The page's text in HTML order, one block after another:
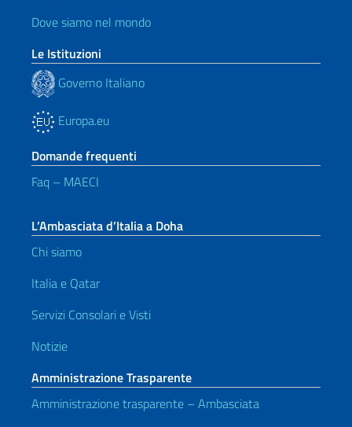
Dove siamo nel mondo
Le Istituzioni
Governo Italiano
Europa.eu
Domande frequenti
Faq – MAECI
L’Ambasciata d’Italia a Doha
Chi siamo
Italia e Qatar
Servizi Consolari e Visti
Notizie
Amministrazione Trasparente
Amministrazione trasparente – Ambasciata